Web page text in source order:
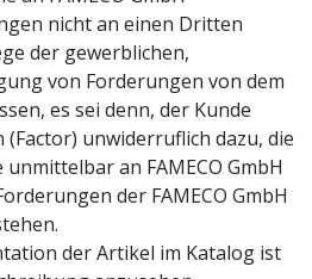
nicht an einen Dritten
der gewerblichen,
von Forderungen von dem
es sei denn, der Kunde
unwiderruflich dazu, die
an FAMECO GmbH
der FAMECO GmbH
der Artikel im Katalog ist